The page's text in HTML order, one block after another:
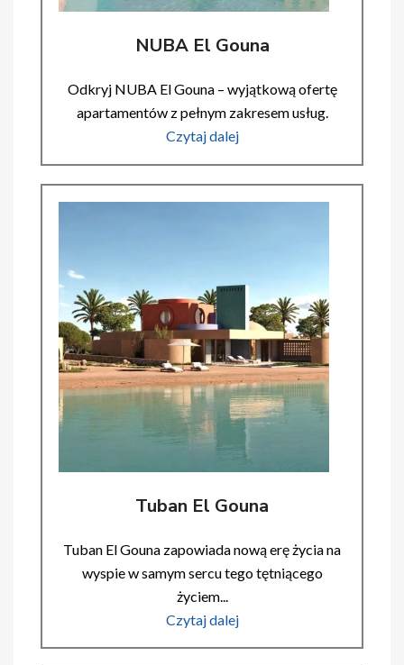
NUBA El Gouna
Odkryj NUBA El Gouna – wyjątkową ofertę
apartamentów z pełnym zakresem usług.
Czytaj dalej
Tuban El Gouna
Tuban El Gouna zapowiada nową erę życia na
wyspie w samym sercu tego tętniącego
życiem...
Czytaj dalej